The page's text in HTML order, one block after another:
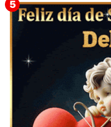
Feliz San Valentín Azucena